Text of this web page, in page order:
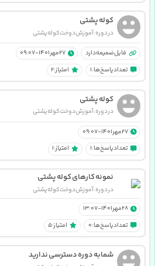
کوله پشتی
در دوره : آموزش دوخت کوله پشتی
فایل ضمیمه دارد
27 مهر 1401 - 09:07
تعداد پاسخ ها: 1
امتیاز: 2
کوله پشتی
در دوره : آموزش دوخت کوله پشتی
27 مهر 1401 - 09:07
تعداد پاسخ ها: 1
امتیاز: 1
نمونه کارهای کوله پشتی
در دوره : آموزش دوخت کوله پشتی
28 مهر 1401 - 13:07
تعداد پاسخ ها: 0
امتیاز: 5
شمابه دوره دسترسی ندارید